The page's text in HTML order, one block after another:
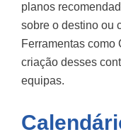
planos
sobre o destino ou
Ferramentas como
criação desses
equipas.